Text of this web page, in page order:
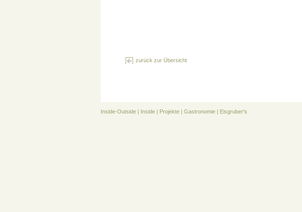
zurück zur Übersicht
Inside-Outside | Inside | Projekte | Gastronomie | Eisgruber's